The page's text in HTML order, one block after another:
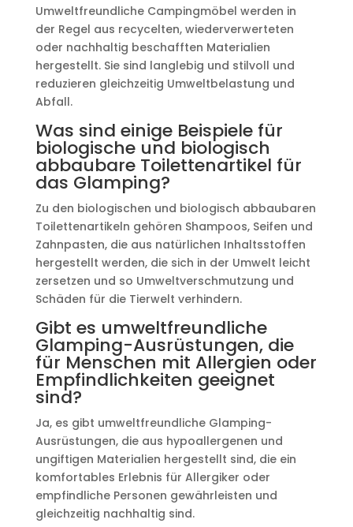
Umweltfreundliche Campingmöbel werden in
der Regel aus recycelten, wiederverwerteten
oder nachhaltig beschafften Materialien
hergestellt. Sie sind langlebig und stilvoll und
reduzieren gleichzeitig Umweltbelastung und
Abfall.
Was sind einige Beispiele für
biologische und biologisch
abbaubare Toilettenartikel für
das Glamping?
Zu den biologischen und biologisch abbaubaren
Toilettenartikeln gehören Shampoos, Seifen und
Zahnpasten, die aus natürlichen Inhaltsstoffen
hergestellt werden, die sich in der Umwelt leicht
zersetzen und so Umweltverschmutzung und
Schäden für die Tierwelt verhindern.
Gibt es umweltfreundliche
Glamping-Ausrüstungen, die
für Menschen mit Allergien oder
Empfindlichkeiten geeignet
sind?
Ja, es gibt umweltfreundliche Glamping-
Ausrüstungen, die aus hypoallergenen und
ungiftigen Materialien hergestellt sind, die ein
komfortables Erlebnis für Allergiker oder
empfindliche Personen gewährleisten und
gleichzeitig nachhaltig sind.